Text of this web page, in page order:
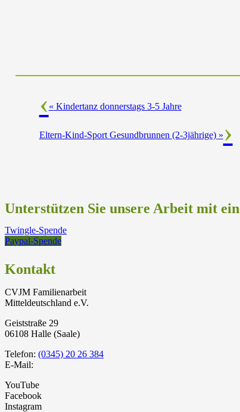
« Kindertanz donnerstags 3-5 Jahre
Eltern-Kind-Sport Gesundbrunnen (2-3jährige) »
Unterstützen Sie unsere Arbeit mit
Twingle-Spende
Paypal-Spende
Kontakt
CVJM Familienarbeit
Mitteldeutschland e.V.
Geiststraße 29
06108 Halle (Saale)
Telefon: (0345) 20 26 384
E-Mail:
YouTube
Facebook
Instagram